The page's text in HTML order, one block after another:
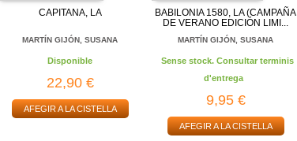
CAPITANA, LA
MARTÍN GIJÓN, SUSANA
Disponible
22,90 €
AFEGIR A LA CISTELLA
BABILONIA 1580, LA (CAMPAÑA
DE VERANO EDICIÓN LIMI...
MARTÍN GIJÓN, SUSANA
Sense stock. Consultar terminis
d'entrega
9,95 €
AFEGIR A LA CISTELLA